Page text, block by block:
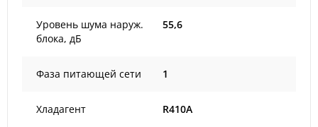
Уровень шума наруж.
блока, дБ
55,6
Фаза питающей сети 1
Хладагент R410A